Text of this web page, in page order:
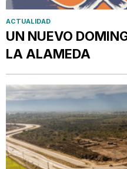
ACTUALIDAD
UN NUEVO
LA ALAMEDA